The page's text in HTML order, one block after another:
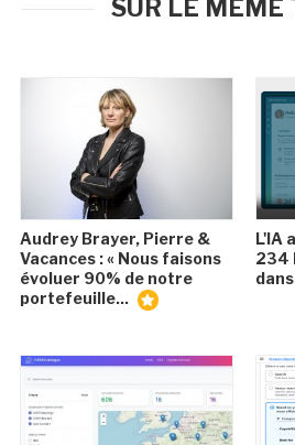
SUR LE MÊME
Audrey Brayer, Pierre &
Vacances : « Nous faisons
évoluer 90% de notre
portefeuille...
L'IA
234